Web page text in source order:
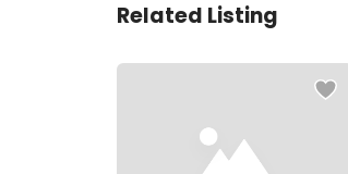
Related Listing